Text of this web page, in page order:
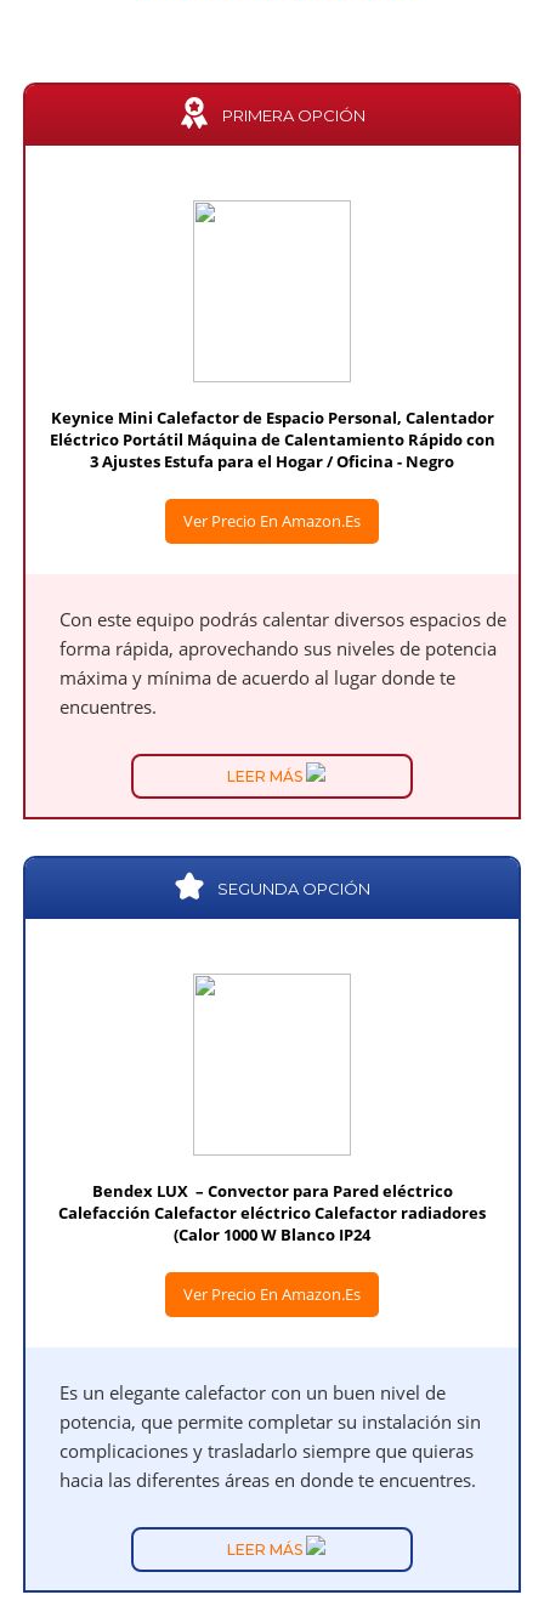
PRIMERA OPCIÓN
Keynice Mini Calefactor de Espacio Personal, Calentador
Eléctrico Portátil Máquina de Calentamiento Rápido con
3 Ajustes Estufa para el Hogar / Oficina - Negro
Ver Precio En Amazon.es
Con este equipo podrás calentar diversos espacios de
forma rápida, aprovechando sus niveles de potencia
máxima y mínima de acuerdo al lugar donde te
encuentres.
LEER MÁS
SEGUNDA OPCIÓN
Bendex LUX – Convector para Pared eléctrico
Calefacción Calefactor eléctrico Calefactor radiadores
(Calor 1000 W Blanco IP24
Ver Precio En Amazon.es
Es un elegante calefactor con un buen nivel de
potencia, que permite completar su instalación sin
complicaciones y trasladarlo siempre que quieras
hacia las diferentes áreas en donde te encuentres.
LEER MÁS